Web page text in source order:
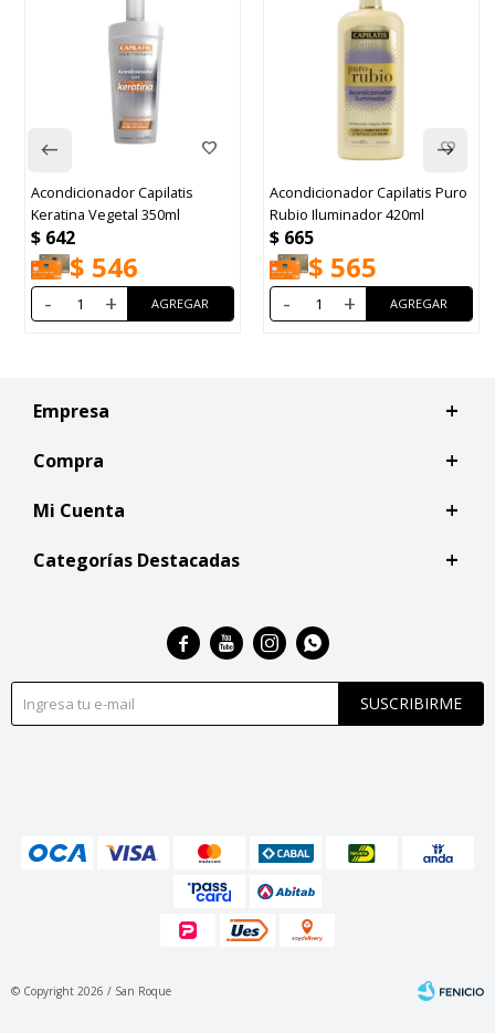
Acondicionador Capilatis
Keratina Vegetal 350ml
$ 642
$ 546
- +
Acondicionador Capilatis Puro
Rubio Iluminador 420ml
$ 665
$ 565
- +
Empresa
Compra
Mi Cuenta
Categorías Destacadas
SUSCRIBIRME
   
© Copyright 2026 / San Roque